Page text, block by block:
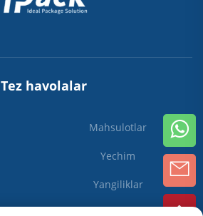
Tez havolalar
Mahsulotlar
Yechim
Yangiliklar